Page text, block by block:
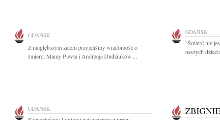
GDAŃSK
Z najgłębszym żalem przyjęliśmy wiadomość o
śmierci Mamy Pawła i Andrzeja Dudziuków....
GDAŃSK
"Śmierć nie
naszych
GDAŃSK